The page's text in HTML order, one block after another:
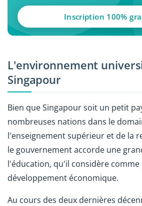
Inscription 100%
L'environnement
Singapour
Bien que Singapour soit un petit
nombreuses nations dans le
l'enseignement supérieur et de la
le gouvernement accorde une
l'éducation, qu'il considère
développement économique.
Au cours des deux dernières